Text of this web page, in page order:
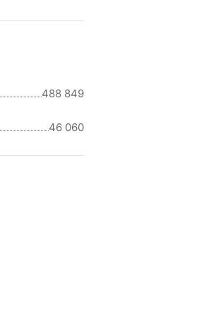
488 849
46 060